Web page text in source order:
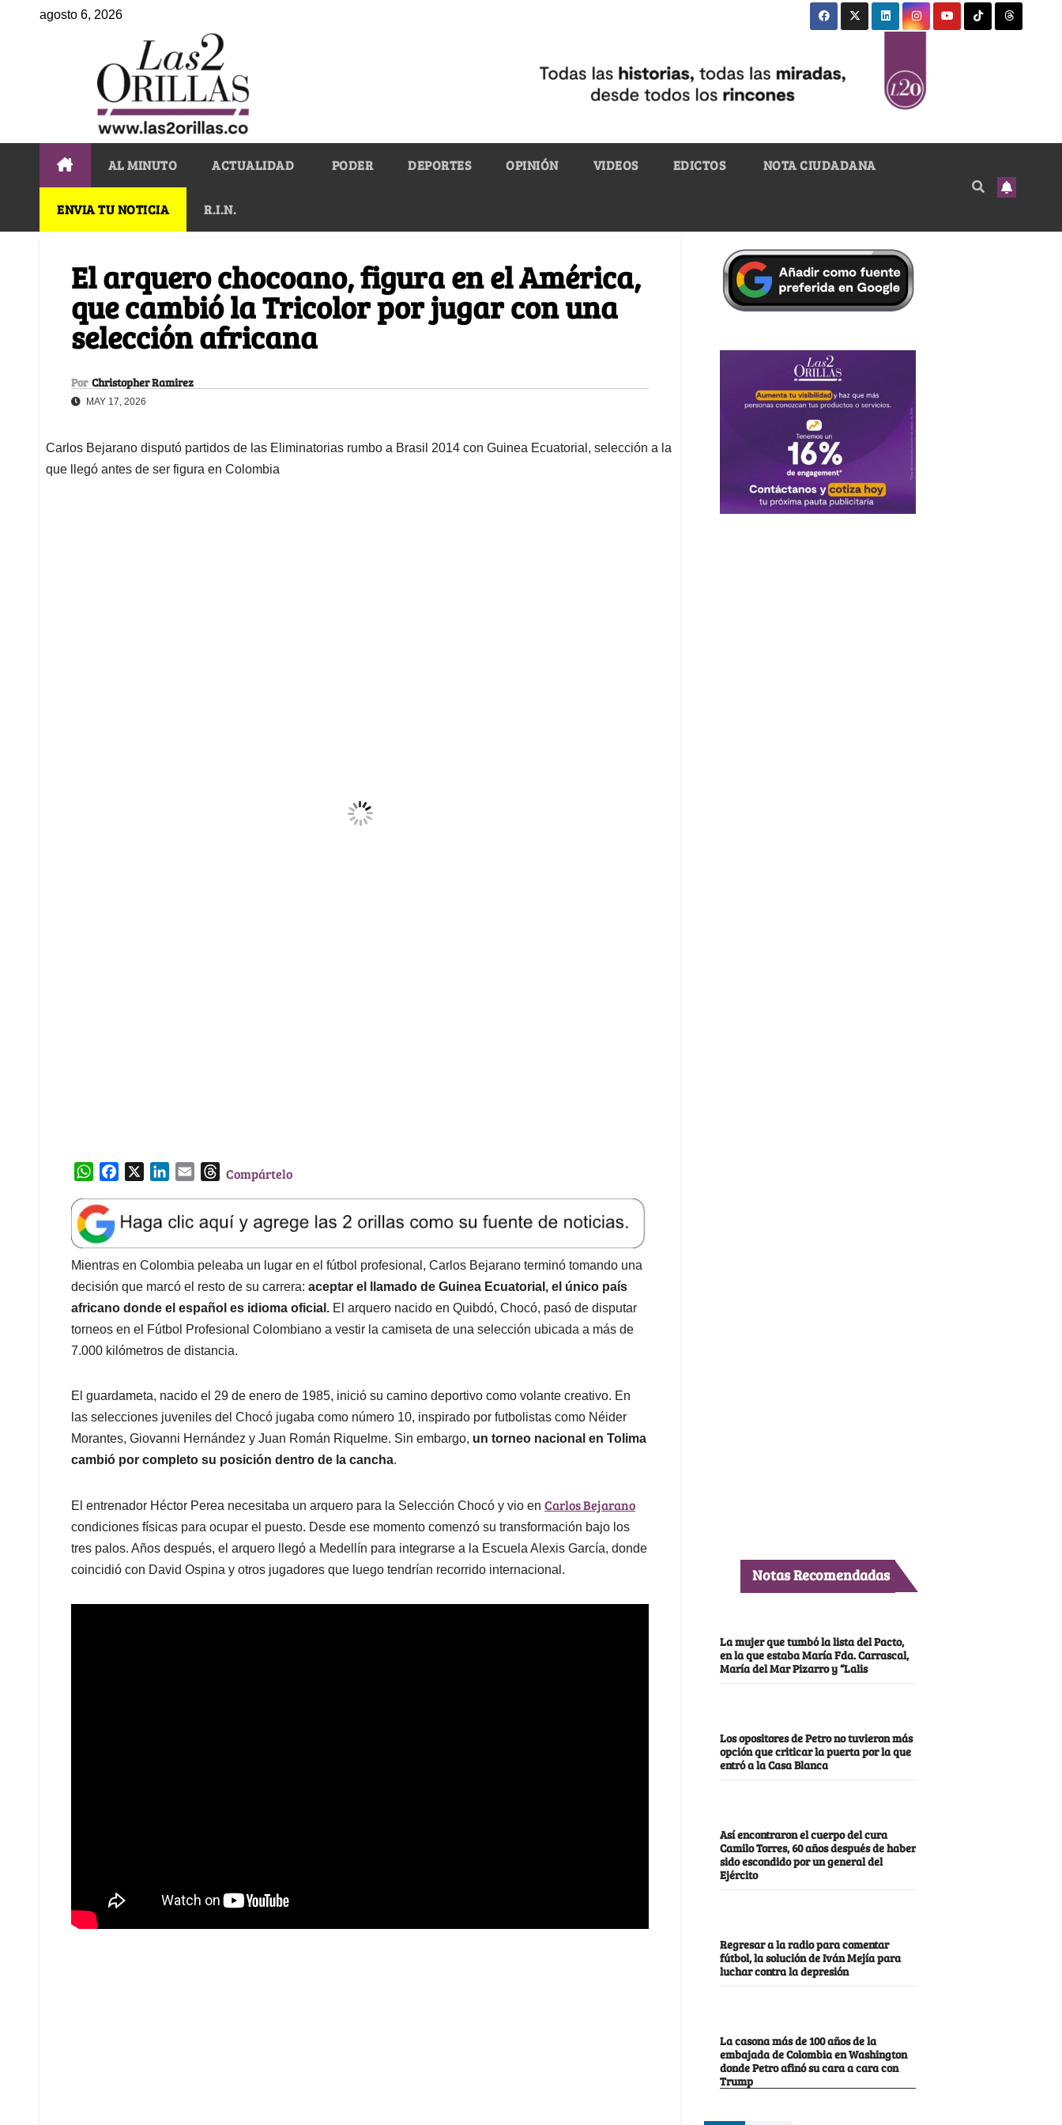
agosto 6, 2026
AL MINUTO ACTUALIDAD PODER DEPORTES OPINIÓN VIDEOS EDICTOS NOTA CIUDADANA
ENVIA TU NOTICIA R.I.N.
El arquero chocoano, figura en el América,
que cambió la Tricolor por jugar con una
selección africana
Por Christopher Ramirez
MAY 17, 2026
Carlos Bejarano disputó partidos de las Eliminatorias rumbo a Brasil 2014 con Guinea Ecuatorial, selección a la
que llegó antes de ser figura en Colombia
W
a
t
s
A
p
p
e
b
o
o
k
k
e
d
I
n
l
T
e
a
d
s
Compártelo
Mientras en Colombia peleaba un lugar en el fútbol profesional, Carlos Bejarano terminó tomando una
decisión que marcó el resto de su carrera: aceptar el llamado de Guinea Ecuatorial, el único país
africano donde el español es idioma oficial. El arquero nacido en Quibdó, Chocó, pasó de disputar
torneos en el Fútbol Profesional Colombiano a vestir la camiseta de una selección ubicada a más de
7.000 kilómetros de distancia.
El guardameta, nacido el 29 de enero de 1985, inició su camino deportivo como volante creativo. En
las selecciones juveniles del Chocó jugaba como número 10, inspirado por futbolistas como Néider
Morantes, Giovanni Hernández y Juan Román Riquelme. Sin embargo, un torneo nacional en Tolima
cambió por completo su posición dentro de la cancha.
El entrenador Héctor Perea necesitaba un arquero para la Selección Chocó y vio en Carlos Bejarano
condiciones físicas para ocupar el puesto. Desde ese momento comenzó su transformación bajo los
tres palos. Años después, el arquero llegó a Medellín para integrarse a la Escuela Alexis García, donde
coincidió con David Ospina y otros jugadores que luego tendrían recorrido internacional.
Notas Recomendadas
La mujer que tumbó la lista del Pacto,
en la que estaba María Fda. Carrascal,
María del Mar Pizarro y “Lalis
Los opositores de Petro no tuvieron más
opción que criticar la puerta por la que
entró a la Casa Blanca
Así encontraron el cuerpo del cura
Camilo Torres, 60 años después de haber
sido escondido por un general del
Ejército
Regresar a la radio para comentar
fútbol, la solución de Iván Mejía para
luchar contra la depresión
La casona más de 100 años de la
embajada de Colombia en Washington
donde Petro afinó su cara a cara con
Trump